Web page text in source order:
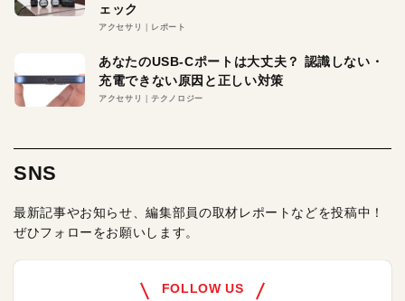
ェック
アクセサリ レポート
あなたのUSB-Cポートは大丈夫？ 認識しない・
充電できない原因と正しい対策
アクセサリ テクノロジー
SNS
最新記事やお知らせ、編集部員の取材レポートなどを投稿中！
ぜひフォローをお願いします。
FOLLOW US